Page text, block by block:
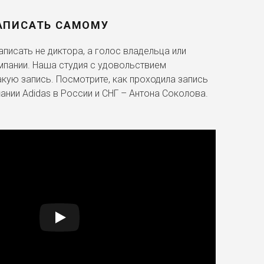
САМОМУ
не диктора, а голос владельца или
Наша студия с удовольствием
запись. Посмотрите, как проходила запись
Adidas в России и СНГ – Антона Соколова.